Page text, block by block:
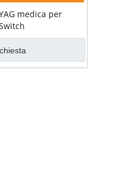
medica per